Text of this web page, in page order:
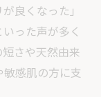
良くなった」
った声が多く
さや天然由来
感肌の方に支